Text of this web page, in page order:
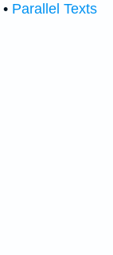
• Parallel Texts